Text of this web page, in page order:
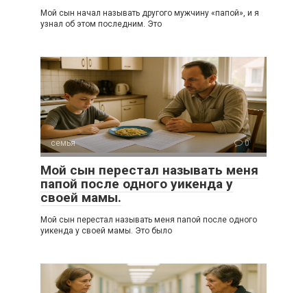
Мой сын начал называть другого мужчину «папой», и я
узнал об этом последним. Это
семья 0
Мой сын перестал называть меня
папой после одного уикенда у
своей мамы.
Мой сын перестал называть меня папой после одного
уикенда у своей мамы. Это было